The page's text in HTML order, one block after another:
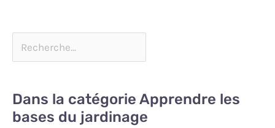
Dans la catégorie Apprendre les
bases du jardinage